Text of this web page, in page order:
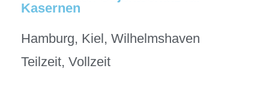
Kasernen
Hamburg, Kiel, Wilhelmshaven
Teilzeit, Vollzeit